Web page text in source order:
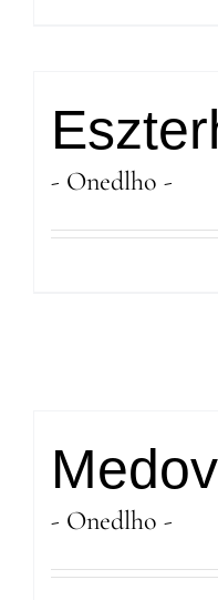
- Onedlho -
- Onedlho -